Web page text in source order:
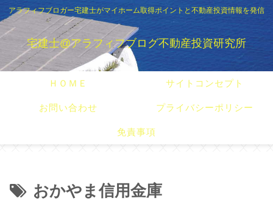
アラフィフブロガー宅建士がマイホーム取得ポイントと不動産投資情報を発信
宅建士@アラフィフブログ不動産投資研究所
ＨＯＭＥ サイトコンセプト
お問い合わせ プライバシーポリシー
免責事項
おかやま信用金庫